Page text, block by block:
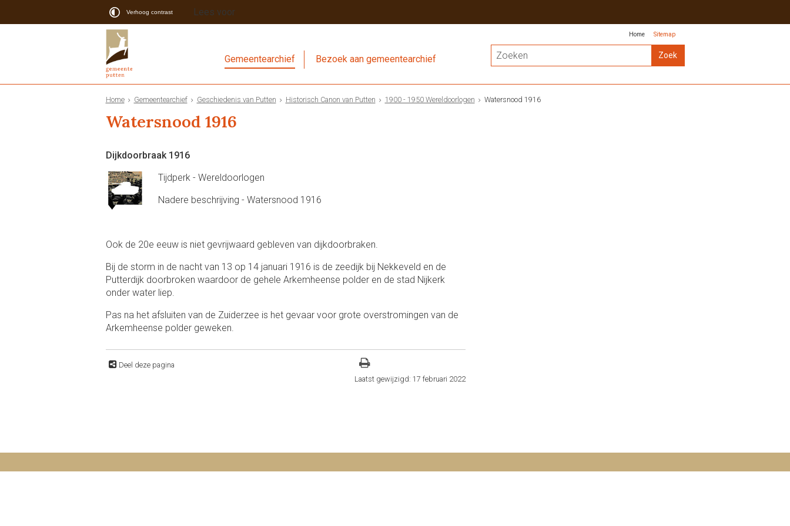
Verhoog contrast Lees voor
Home Sitemap
Gemeentearchief Bezoek aan gemeentearchief
Home Gemeentearchief Geschiedenis van Putten Historisch Canon van Putten 1900 - 1950 Wereldoorlogen Watersnood 1916
Watersnood 1916
Dijkdoorbraak 1916
Tijdperk - Wereldoorlogen
Nadere beschrijving - Watersnood 1916
Ook de 20e eeuw is niet gevrijwaard gebleven van dijkdoorbraken.
Bij de storm in de nacht van 13 op 14 januari 1916 is de zeedijk bij Nekkeveld en de
Putterdijk doorbroken waardoor de gehele Arkemheense polder en de stad Nijkerk
onder water liep.
Pas na het afsluiten van de Zuiderzee is het gevaar voor grote overstromingen van de
Arkemheense polder geweken.
Deel deze pagina
Laatst gewijzigd: 17 februari 2022